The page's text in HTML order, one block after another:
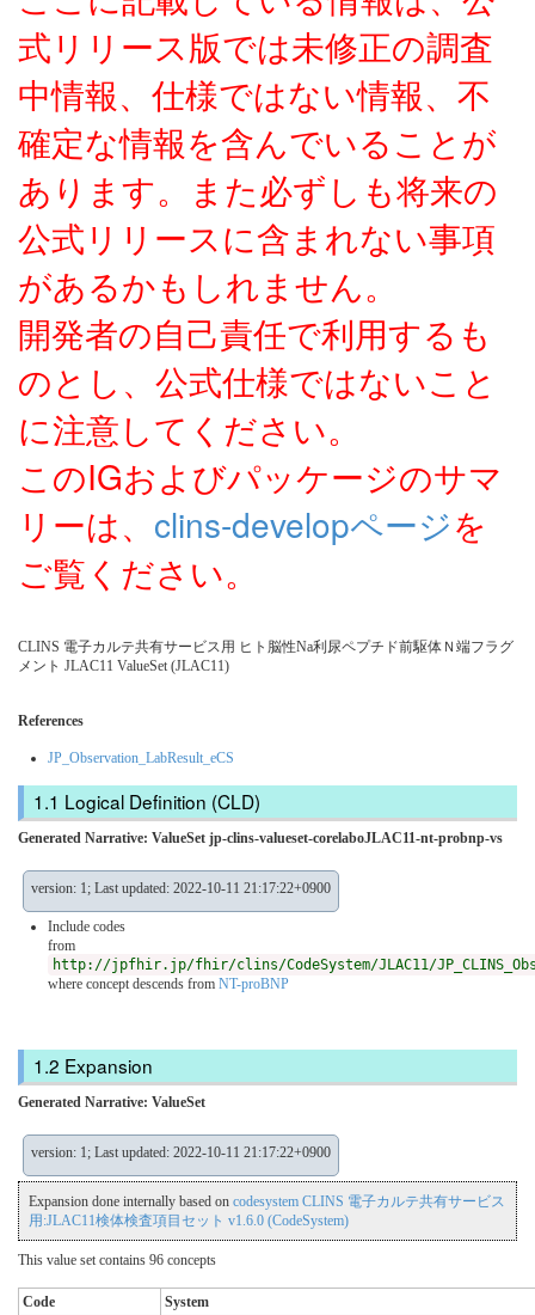
式リリース版では未修正の調査
中情報、仕様ではない情報、不
確定な情報を含んでいることが
あります。また必ずしも将来の
公式リリースに含まれない事項
があるかもしれません。
開発者の自己責任で利用するも
のとし、公式仕様ではないこと
に注意してください。
このIGおよびパッケージのサマ
リーは、 clins-developページを
ご覧ください。
CLINS 電子カルテ共有サービス用 ヒト脳性Na利尿ペプチド前駆体Ｎ端フラグ
メント JLAC11 ValueSet (JLAC11)
References
JP_Observation_LabResult_eCS
Logical Definition (CLD)
Generated Narrative: ValueSet jp-clins-valueset-corelaboJLAC11-nt-probnp-vs
version: 1; Last updated: 2022-10-11 21:17:22+0900
Include codes
from
http://jpfhir.jp/fhir/clins/CodeSystem/JLAC11/
where concept descends from NT-proBNP
Expansion
Generated Narrative: ValueSet
version: 1; Last updated: 2022-10-11 21:17:22+0900
Expansion done internally based on codesystem CLINS 電子カルテ共有サービス
用:JLAC11検体検査項目セット v1.6.0 (CodeSystem)
This value set contains 96 concepts
Code
System